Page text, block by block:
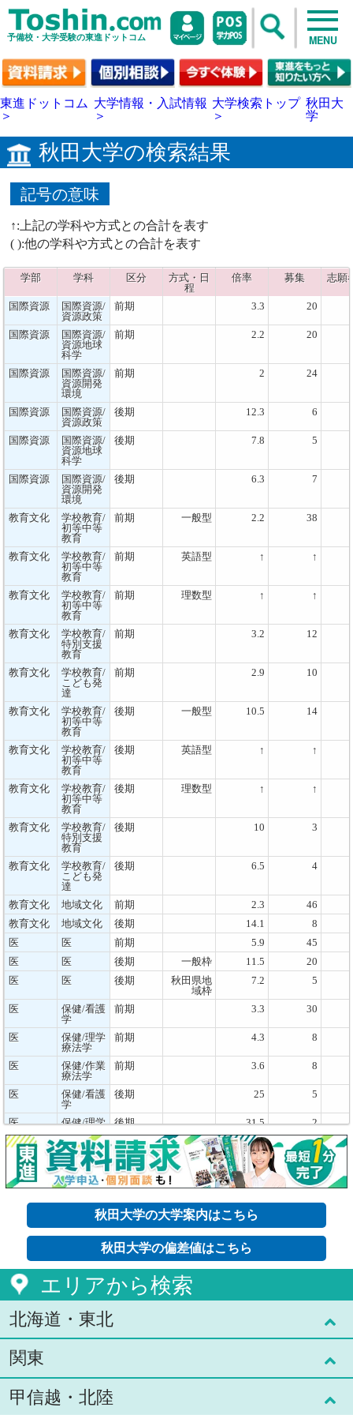
予備校・大学受験の東進ドットコム MENU
東進ドットコム
＞
大学情報・入試情報
＞
大学検索トップ
＞
秋田大
学
秋田大学の検索結果
記号の意味
↑:上記の学科や方式との合計を表す
( ):他の学科や方式との合計を表す
学部 学科 区分
方式・日
程
倍率 募集 志願
国際資源
国際資源/
資源政策
前期 3.3 20
国際資源
国際資源/
資源地球
科学
前期 2.2 20
国際資源
国際資源/
資源開発
環境
前期 2 24
国際資源
国際資源/
資源政策
後期 12.3 6
国際資源
国際資源/
資源地球
科学
後期 7.8 5
国際資源
国際資源/
資源開発
環境
後期 6.3 7
教育文化
学校教育/
初等中等
教育
前期 一般型 2.2 38
教育文化
学校教育/
初等中等
教育
前期 英語型 ↑ ↑
教育文化
学校教育/
初等中等
教育
前期 理数型 ↑ ↑
教育文化
学校教育/
特別支援
教育
前期 3.2 12
教育文化
学校教育/
こども発
達
前期 2.9 10
教育文化
学校教育/
初等中等
教育
後期 一般型 10.5 14
教育文化
学校教育/
初等中等
教育
後期 英語型 ↑ ↑
教育文化
学校教育/
初等中等
教育
後期 理数型 ↑ ↑
教育文化
学校教育/
特別支援
教育
後期 10 3
教育文化
学校教育/
こども発
達
後期 6.5 4
教育文化 地域文化 前期 2.3
46
教育文化
地域文化 後期 14.1
8
医
医 前期 5.9
45
医
医 後期 一般枠 11.5
20
医
医 後期
秋田県地
域枠
7.2 5
医
保健/看護
学
前期 3.3 30
医
保健/理学
療法学
前期 4.3 8
医
保健/作業
療法学
前期 3.6 8
医
保健/看護
学
後期 25 5
医
保健/理学
療法学
後期 31.5 2
医
保健/作業
療法学
後期 23 2
総合環境
理工
応用化学
生物
前期 a 2.4 33
総合環境
応用化学
前期 b
総合環境
応用化学
後期 14.4 12
総合環境
理工
環境数物
科学
前期 a 1.3 28
総合環境
理工
環境数物
科学
前期
総合環境
理工
環境数物
総合環境
理工
総合環境
理工
社会シス
テム工
前期 b 3.2 34
総合環境
社会シス
秋田大学の大学案内はこちら
秋田大学の偏差値はこちら
エリアから検索
北海道・東北
北海道(7)
青森県(1)
関東
東京都(59)
甲信越・北陸